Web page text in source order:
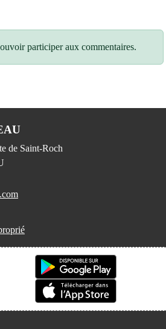
participer aux commentaires.
de Saint-Roch